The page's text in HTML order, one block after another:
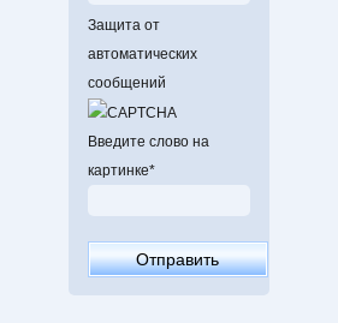
Защита от
автоматических
сообщений
Введите слово на
картинке*